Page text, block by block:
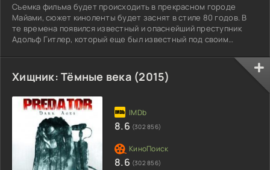
Съемка фильма будет происходить в прекрасном городе
Майами, сюжет киноленты будет заснят в стиле 80 годов. В
те времена появился известный и опаснейший преступник
Адольф Гитлер, который еще был известный под своим
полицейский, решает сделать путешествие во времени и
попасть в Германию. Цель путешествия является убийство
врага Европы, в надежде, положить конец нацисткой империи,
сюжет,
Хищник: Тёмные века (2015)
8.6 (302 856)
8.6 (302 856)